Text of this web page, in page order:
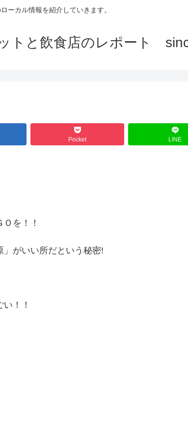
ーカル情報を紹介していきます。
トと飲食店のレポート
Pocket LINE
を！！
がいい所だという秘密!
！！